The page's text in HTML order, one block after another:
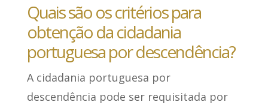
Quais são os critérios para
obtenção da cidadania
portuguesa por descendência?
A cidadania portuguesa por
descendência pode ser requisitada por